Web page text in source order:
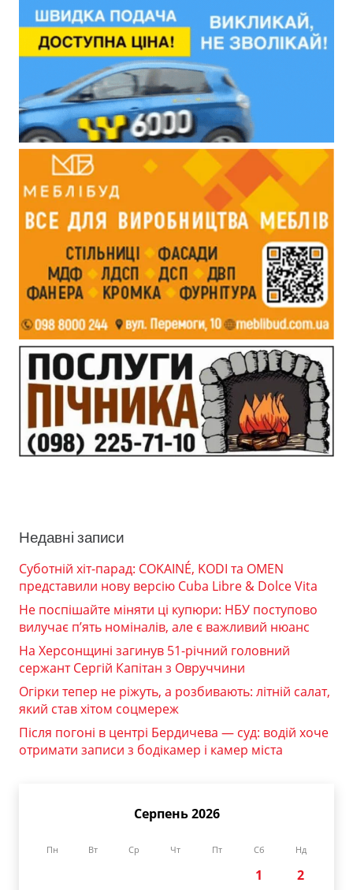
Недавні записи
Суботній хіт-парад: COKAINÉ, KODI та OMEN
представили нову версію Cuba Libre & Dolce Vita
Не поспішайте міняти ці купюри: НБУ поступово
вилучає п’ять номіналів, але є важливий нюанс
На Херсонщині загинув 51-річний головний
сержант Сергій Капітан з Овруччини
Огірки тепер не ріжуть, а розбивають: літній салат,
який став хітом соцмереж
Після погоні в центрі Бердичева — суд: водій хоче
отримати записи з бодікамер і камер міста
Серпень 2026
Пн Вт Ср Чт Пт Сб Нд
1
2